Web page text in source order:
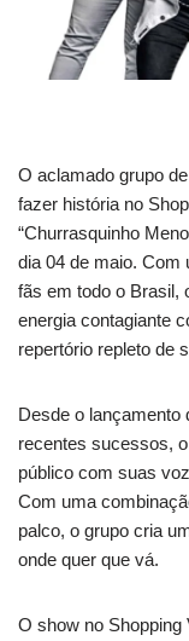
O aclamado grupo
fazer história no
“Churrasquinho
dia 04 de maio. Com
fãs em todo o Brasil,
energia contagiante
repertório repleto de
Desde o lançamento
recentes sucessos,
público com suas
Com uma
palco, o grupo cria
onde quer que vá.
O show no Shopping